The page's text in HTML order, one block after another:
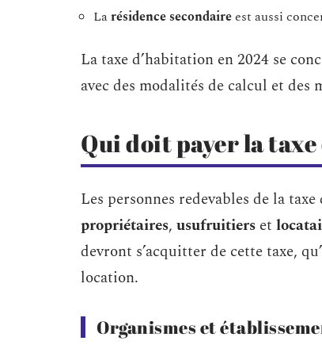
Larésidence secondaireest aussi
La taxe d’habitation en 2024 se
avec des modalités de calcul et
Qui doit payer la
Les personnes redevables de la
propriétaires, usufruitiers et
devront s’acquitter de cette taxe,
location.
Organismes et